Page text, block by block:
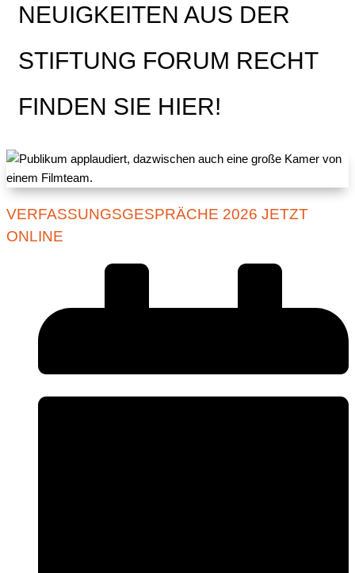
NEUIGKEITEN AUS DER
STIFTUNG FORUM RECHT
FINDEN SIE HIER!
VERFASSUNGSGESPRÄCHE 2026 JETZT
ONLINE